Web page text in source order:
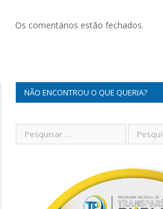
Os comentários estão fechados.
NÃO ENCONTROU O QUE QUERIA?